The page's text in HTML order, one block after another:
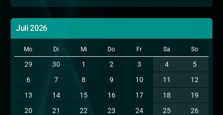
Juli 2026
Mo Di Mi Do Fr Sa So
29 30 1 2 3 4
5
6
7 8 9 10 11
12
13
14 15 16 17 18
19
20
21 22 23 24 25
26